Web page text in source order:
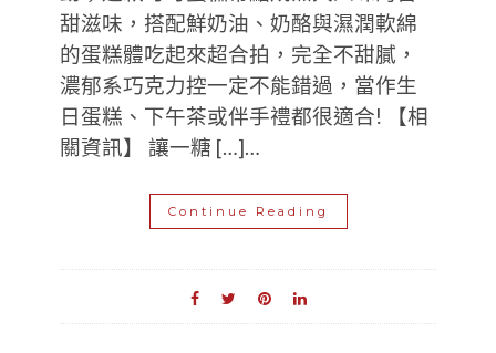
甜滋味，搭配鮮奶油、奶酪與濕潤軟綿
的蛋糕體吃起來超合拍，完全不甜膩，
濃郁系巧克力控一定不能錯過，當作生
日蛋糕、下午茶或伴手禮都很適合! 【相
關資訊】 讓一糖 […]…
Continue Reading